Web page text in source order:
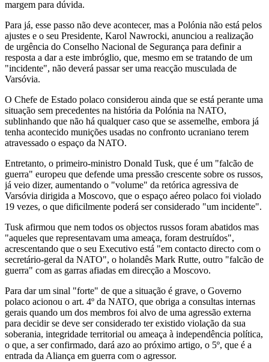
margem para dúvida.
Para já, esse passo não deve acontecer, mas a Polónia não está pelos
ajustes e o seu Presidente, Karol Nawrocki, anunciou a realização
de urgência do Conselho Nacional de Segurança para definir a
resposta a dar a este imbróglio, que, mesmo em se tratando de um
"incidente", não deverá passar ser uma reacção musculada de
Varsóvia.
O Chefe de Estado polaco considerou ainda que se está perante uma
situação sem precedentes na história da Polónia na NATO,
sublinhando que não há qualquer caso que se assemelhe, embora já
tenha acontecido munições usadas no confronto ucraniano terem
atravessado o espaço da NATO.
Entretanto, o primeiro-ministro Donald Tusk, que é um "falcão de
guerra" europeu que defende uma pressão crescente sobre os russos,
já veio dizer, aumentando o "volume" da retórica agressiva de
Varsóvia dirigida a Moscovo, que o espaço aéreo polaco foi violado
19 vezes, o que dificilmente poderá ser considerado "um incidente".
Tusk afirmou que nem todos os objectos russos foram abatidos mas
"aqueles que representavam uma ameaça, foram destruídos",
acrescentando que o seu Executivo está "em contacto directo com o
secretário-geral da NATO", o holandês Mark Rutte, outro "falcão de
guerra" com as garras afiadas em direcção a Moscovo.
Para dar um sinal "forte" de que a situação é grave, o Governo
polaco acionou o art. 4º da NATO, que obriga a consultas internas
gerais quando um dos membros foi alvo de uma agressão externa
para decidir se deve ser considerado ter existido violação da sua
soberania, integridade territorial ou ameaça à independência política,
o que, a ser confirmado, dará azo ao próximo artigo, o 5º, que é a
entrada da Aliança em guerra com o agressor.